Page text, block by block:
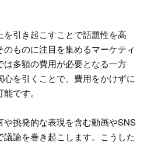
引き起こすことで話題性を高
ものに注目を集めるマーケティ
多額の費用が必要となる一方
を引くことで、費用をかけずに
です。
挑発的な表現を含む動画やSNS
論を巻き起こします。こうした